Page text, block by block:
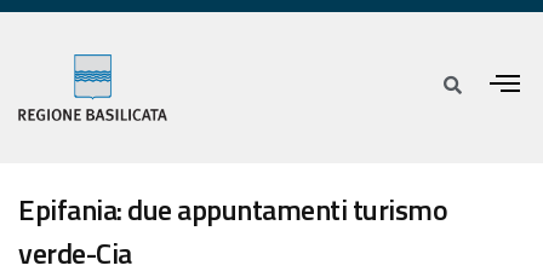
Epifania: due appuntamenti turismo
verde-Cia